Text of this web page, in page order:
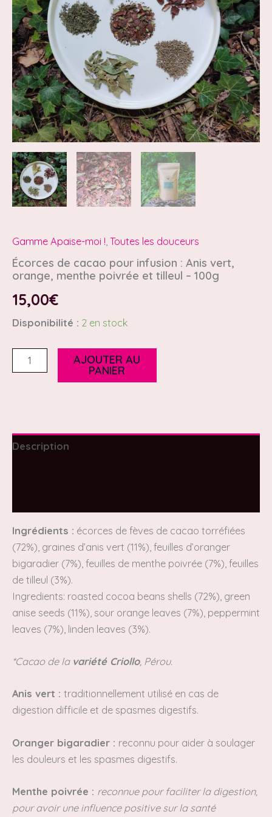
Gamme Apaise-moi !, Toutes les douceurs
Écorces de cacao pour infusion : Anis vert,
orange, menthe poivrée et tilleul – 100g
15,00€
Disponibilité : 2 en stock
vert,
orange,
menthe
poivrée
et
tilleul
-
100g
AJOUTER AU
PANIER
Description
Ingrédients : écorces de fèves de cacao torréfiées
(72%), graines d’anis vert (11%), feuilles d’oranger
bigaradier (7%), feuilles de menthe poivrée (7%), feuilles
de tilleul (3%).
Ingredients: roasted cocoa beans shells (72%), green
anise seeds (11%), sour orange leaves (7%), peppermint
leaves (7%), linden leaves (3%).
*Cacao de la variété Criollo, Pérou.
Anis vert : traditionnellement utilisé en cas de
digestion difficile et de spasmes digestifs.
Oranger bigaradier : reconnu pour aider à soulager
les douleurs et les spasmes digestifs.
Menthe poivrée : reconnue pour faciliter la digestion,
pour avoir une influence positive sur la santé